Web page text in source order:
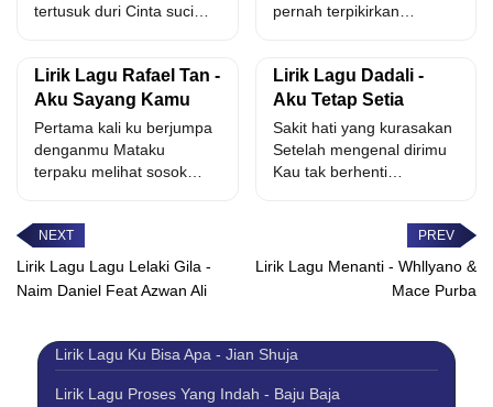
tertusuk duri Cinta suci
pernah terpikirkan
Lirik Lagu Rafael Tan -
Aku Sayang Kamu
Pertama kali ku berjumpa
denganmu Mataku
terpaku melihat sosok
Lirik Lagu Dadali -
Aku Tetap Setia
Sakit hati yang kurasakan
Setelah mengenal dirimu
Kau tak berhenti
Lirik Lagu Lagu Lelaki Gila -
Naim Daniel Feat Azwan Ali
Lirik Lagu Menanti - Whllyano &
Mace Purba
Lirik Lagu Ku Bisa Apa - Jian Shuja
Lirik Lagu Proses Yang Indah - Baju Baja